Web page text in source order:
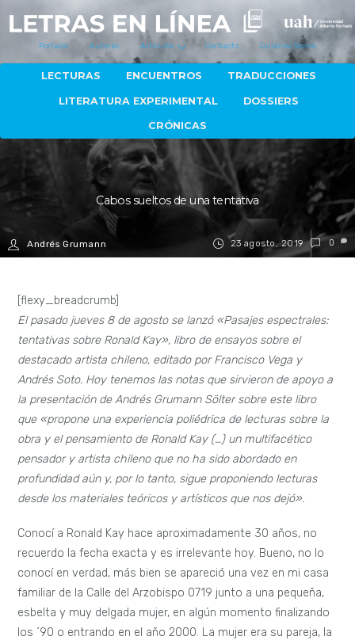
Portada Autores Artículos Contacto Quiénes Somos
LECTURAS ENCUENTROS TRADUCCIONES
LITERATURA EXPERIMENTAL DOSSIERS
CRÓNICAS
23 agosto, 2019
Cabos sueltos de una tentativa
Andrés Grumann 0
[flexy_breadcrumb]
El pasado jueves 8 de agosto se lanzó «Pasajes espectrales:
tentativas sobre Ronald Kay», libro de ensayos sobre el
destacado artista chileno, editado por Francisco Vega y
Andrés Soto. Hoy tenemos las notas que sirvieron de apoyo a
la presentación de Andrés Grumann Sölter sobre este libro
que «propone una experiencia poliédrica de lecturas sobre la
obra y el pensamiento de Ronald Kay (…) un multifacético
pensador y artista chileno que no ha sido abordado en
profundidad aún y, por lo tanto, sigue proponiendo lecturas
desde los materiales teóricos y artísticos que nos dejó».
Conocí a Ronald Kay hace aproximadamente 30 años, no
recuerdo la fecha exacta y es irrelevante hoy. Bueno, no lo
conocí en verdad, más bien se apareció una vez en mi casa
familiar de la Calle del Arzobispo 0719 junto a una pequeña,
esbelta y muy delgada mujer, en algún momento finalizando
los ´90 o entrando en el año 2000. La mujer era su pareja, la